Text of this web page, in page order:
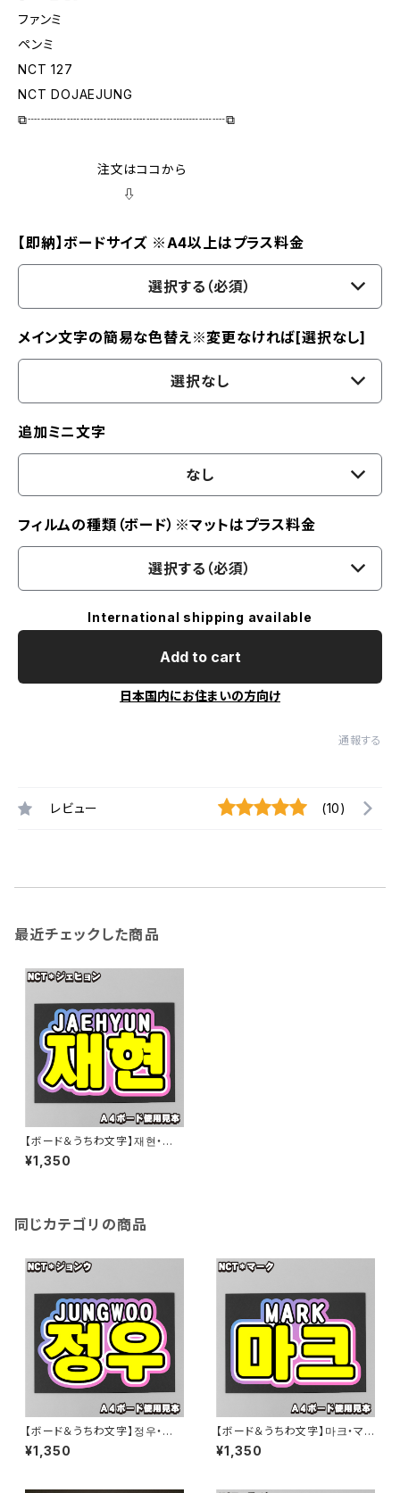
ファンミ
ペンミ
NCT 127
NCT DOJAEJUNG
⧉┈┈┈┈┈┈┈┈┈┈┈┈┈┈┈⧉
注文はココから
⇩
【即納】ボードサイズ ※A4以上はプラス料金
選択する（必須）
メイン文字の簡易な色替え※変更なければ[選択なし]
選択なし
追加ミニ文字
なし
フィルムの種類（ボード）※マットはプラス料金
選択する（必須）
International shipping available
Add to cart
日本国内にお住まいの方向け
通報する
レビュー (10)
最近チェックした商品
【ボード＆うちわ文字】재현・ジェ
ヒョン③ 即納 【NCT】
¥1,350
同じカテゴリの商品
【ボード＆うちわ文字】정우・ジョ
ンウ③ 即納 【NCT】
¥1,350
【ボード＆うちわ文字】마크・マ
ーク③ 即納 【NCT】
¥1,350